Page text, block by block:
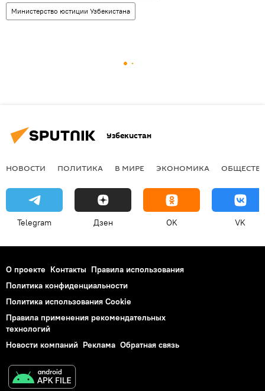
Министерство юстиции Узбекистана
Узбекистан
НОВОСТИ ПОЛИТИКА В МИРЕ ЭКОНОМИКА
Telegram Дзен OK VK
О проекте Контакты Правила использования
Политика конфиденциальности
Политика использования Cookie
Правила применения рекомендательных
технологий
Новости компаний Реклама Обратная связь